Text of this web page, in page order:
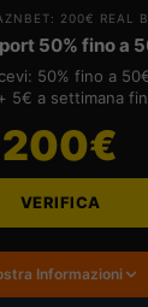
200€ REAL
50% fino a
50% fino a
5€ a settimana
200€
VERIFICA
Informazioni